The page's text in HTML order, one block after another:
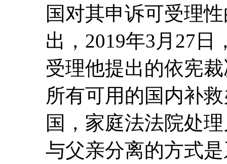
国对其申诉可受理
出，2019年3月27
受理他提出的依宪
所有可用的国内补
国，家庭法法院处
与父亲分离的方式